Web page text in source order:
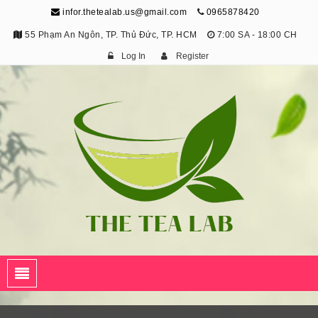
infor.thetealab.us@gmail.com 0965878420
55 Phạm An Ngôn, TP. Thủ Đức, TP. HCM 7:00 SA - 18:00 CH
Log In Register